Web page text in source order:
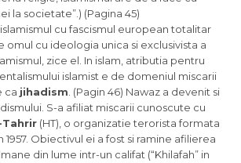
la societate”.) (Pagina 45)
cu fascismul european totalitar
omul cu ideologia unica si exclusivista a
zice el. In islam, atributia pentru
islamist e de domeniul miscarii
ca jihadism . (Pagin 46) Nawaz a devenit si
S-a afiliat miscarii cunoscute cu
Tahrir (HT), o organizatie terorista formata
1957. Obiectivul ei a fost si ramine afilierea
din lume intr-un califat (“Khilafah” in